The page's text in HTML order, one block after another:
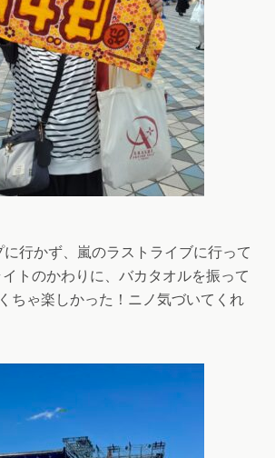
行かず、嵐のラストライブに行って
トのかわりに、バカタオルを振って
ちゃ楽しかった！ニノ気づいてくれ